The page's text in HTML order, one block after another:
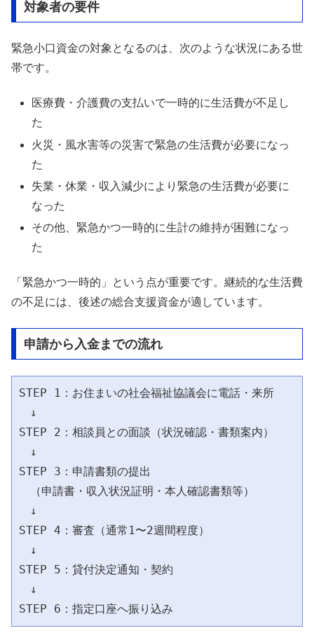
対象者の要件
緊急小口資金の対象となるのは、次のような状況にある世
帯です。
医療費・介護費の支払いで一時的に生活費が不足し
た
火災・風水害等の災害で緊急の生活費が必要になっ
た
失業・休業・収入減少により緊急の生活費が必要に
なった
その他、緊急かつ一時的に生計の維持が困難になっ
た
「緊急かつ一時的」という点が重要です。継続的な生活費
の不足には、後述の総合支援資金が適しています。
申請から入金までの流れ
STEP 1：お住まいの社会福祉協議会に電話・来所
↓
STEP 2：相談員との面談（状況確認・書類案内）
↓
STEP 3：申請書類の提出
（申請書・収入状況証明・本人確認書類等）
↓
STEP 4：審査（通常1〜2週間程度）
↓
STEP 5：貸付決定通知・契約
↓